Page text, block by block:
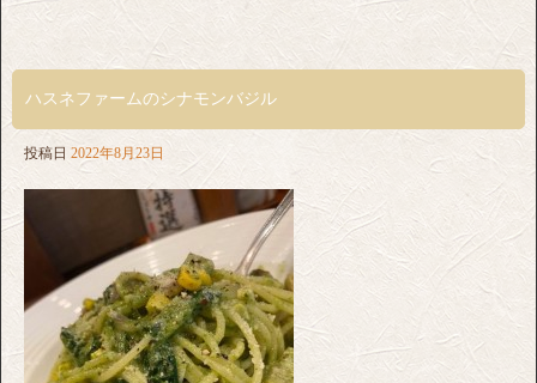
ハスネファームのシナモンバジル
投稿日 2022年8月23日